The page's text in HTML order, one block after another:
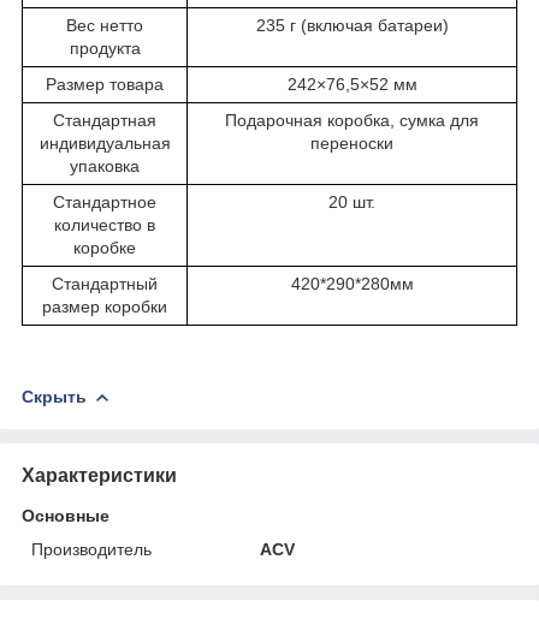
Вес нетто
продукта
235 г (включая батареи)
Размер товара
242×76,5×52 мм
Стандартная
индивидуальная
упаковка
Подарочная коробка, сумка для
переноски
Стандартное
количество в
коробке
20 шт.
Стандартный
размер коробки
420*290*280мм
Скрыть
Характеристики
Основные
Производитель
ACV